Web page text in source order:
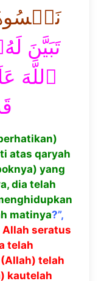
تَبَيَّنَ
atas qaryah
yang
dia telah
matinya?”,
Allah seratus
telah
telah
kautelah